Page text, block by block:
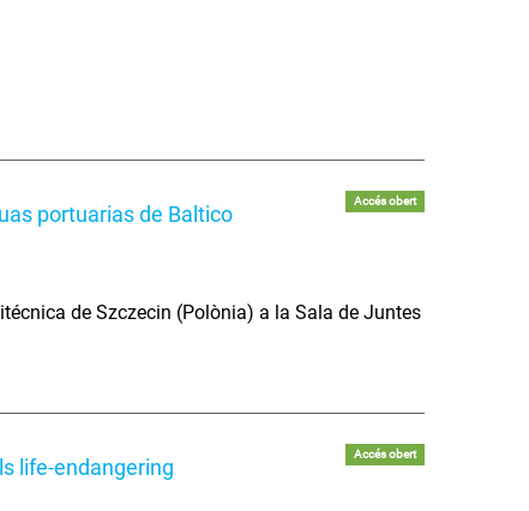
portuarias de Baltico
Accés obert
de Szczecin (Polònia) a la Sala de Juntes
life-endangering
Accés obert